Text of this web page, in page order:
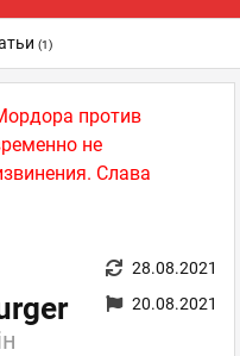
против
не
Слава
28.08.2021
20.08.2021
(1)